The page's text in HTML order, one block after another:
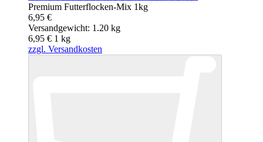
Premium Futterflocken-Mix 1kg
6,95 €
Versandgewicht: 1.20 kg
6,95 € 1 kg
zzgl. Versandkosten